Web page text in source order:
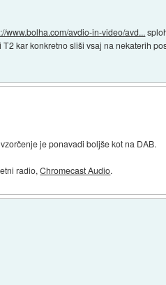
www.bolha.com/avdio-in-video/avd...
kar konkretno sliši vsaj na nekaterih
je ponavadi boljše kot na DAB.
radio,Chromecast Audio.